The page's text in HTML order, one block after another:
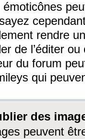
rendre
de l’éditer
du forum
qui
des
peuvent